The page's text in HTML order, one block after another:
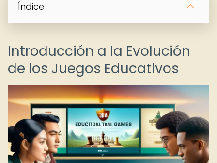
Índice
Introducción a la Evolución
de los Juegos Educativos